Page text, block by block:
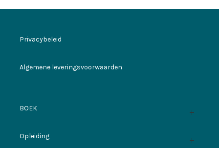
Privacybeleid
Algemene leveringsvoorwaarden
BOEK
Opleiding